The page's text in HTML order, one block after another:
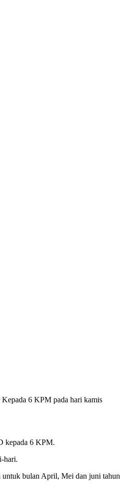
6 KPM pada hari kamis
kepada 6 KPM.
hari.
untuk bulan April, Mei dan juni tahun